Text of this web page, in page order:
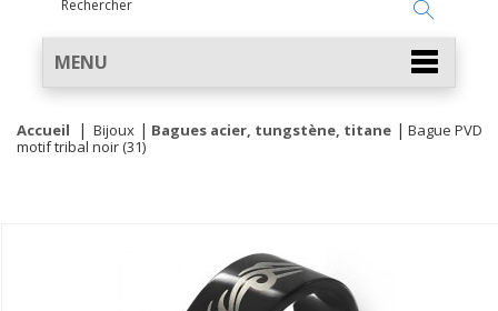
MENU
Accueil Bijoux Bagues acier, tungstène, titane
Bague PVD
motif tribal noir (31)